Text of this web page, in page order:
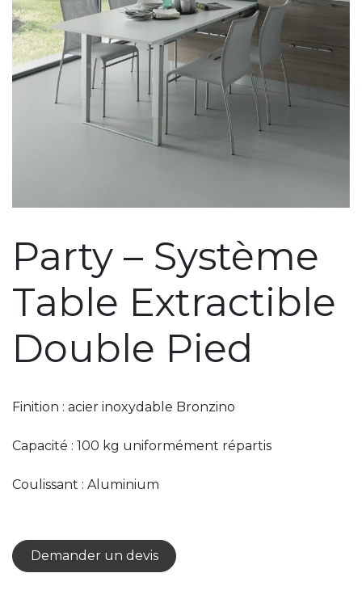
Party – Système
Table Extractible
Double Pied
Finition : acier inoxydable Bronzino
Capacité : 100 kg uniformément répartis
Coulissant : Aluminium
Demander un devis